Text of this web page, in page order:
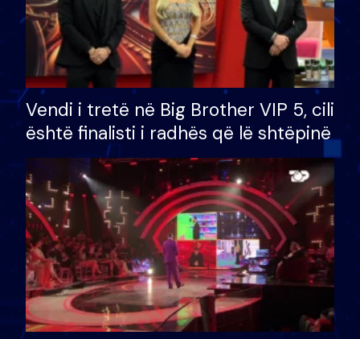
Vendi i tretë në Big Brother VIP 5, cili
është finalisti i radhës që lë shtëpinë